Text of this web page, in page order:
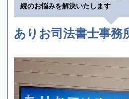
続のお悩みを解決いたします
ありお司法書士事務